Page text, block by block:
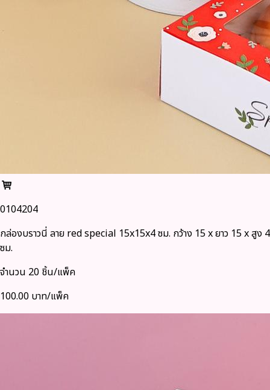
0104204
กล่องบราวนี่ ลาย red special 15x15x4 ซม. กว้าง 15 x ยาว 15 x สูง 4
ซม.
จำนวน 20 ชิ้น/แพ็ค
100.00 บาท/แพ็ค